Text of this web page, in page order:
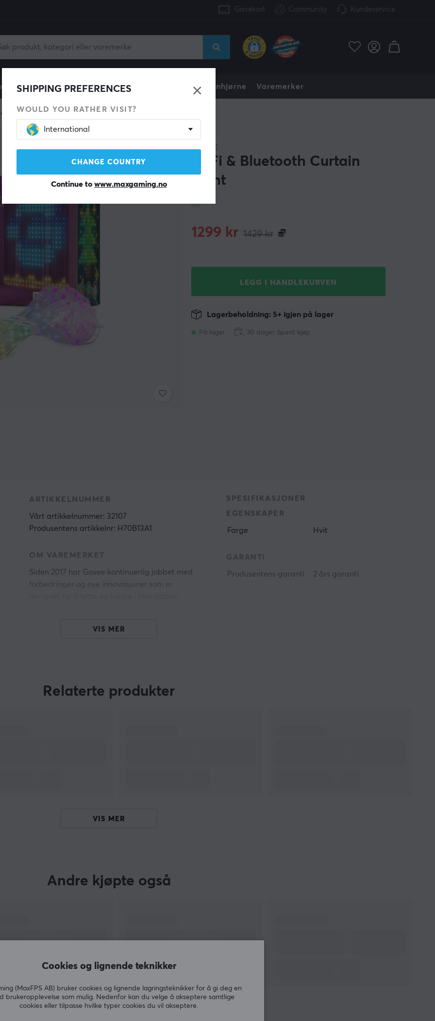
Gavekort Community Kundeservice
Gamingstol Mobiltilbehør Funnhjørne Varemerker
SHIPPING PREFERENCES
WOULD YOU RATHER VISIT?
International
CHANGE COUNTRY
Continue to www.maxgaming.no
GOVEE
WiFi & Bluetooth Curtain
Light
(0)
1429kr
1299 kr
LEGG I HANDLEKURVEN
På lager
Lagerbeholdning: 5+ igjen på lager
30 dager åpent kjøp
ARTIKKELNUMMER
Vårt artikkelnummer: 32107
Produsentens artikkelnr: H70B13A1
OM VAREMERKET
Siden 2017 har Govee kontinuerlig jobbet med
bare er funksjonelle, men også estetisk
utrolig fleksibilitet og kontroll over hvordan de
SPESIFIKASJONER
EGENSKAPER
Farge Hvit
GARANTI
Produsentens garanti 2 års garanti
VIS MER
Relaterte produkter
VIS MER
Andre kjøpte også
VIS MER
Cookies og lignende teknikker
(MaxFPS AB) bruker cookies og lignende lagringsteknikker for å gi deg en
brukeropplevelse som mulig. Nedenfor kan du velge å akseptere samtlige
cookies eller tilpasse hvilke typer cookies du vil akseptere.